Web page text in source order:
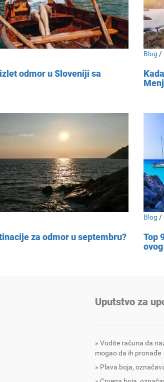
odmor u Sloveniji sa
Blog /
za odmor u septembru?
Blog /
Top
Uputstvo za
Vodite računa da
mogao da ih pronađe
Plava boja,